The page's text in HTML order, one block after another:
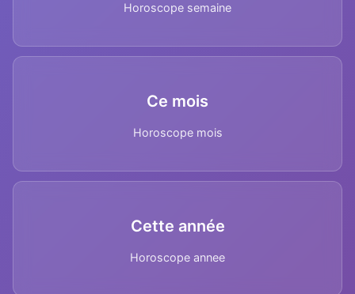
Horoscope semaine
Ce mois
Horoscope mois
Cette année
Horoscope annee